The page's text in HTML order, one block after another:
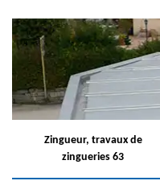
Zingueur, travaux de
zingueries 63